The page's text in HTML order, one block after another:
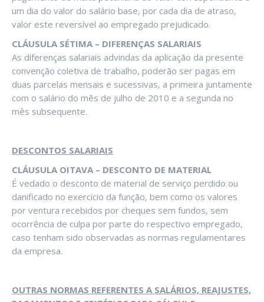
um dia do valor do salário base, por cada dia de atraso,
valor este reversível ao empregado prejudicado.
CLÁUSULA SÉTIMA – DIFERENÇAS SALARIAIS
As diferenças salariais advindas da aplicação da presente
convenção coletiva de trabalho, poderão ser pagas em
duas parcelas mensais e sucessivas, a primeira juntamente
com o salário do mês de julho de 2010 e a segunda no
mês subsequente.
DESCONTOS SALARIAIS
CLÁUSULA OITAVA – DESCONTO DE MATERIAL
É vedado o desconto de material de serviço perdido ou
danificado no exercício da função, bem como os valores
por ventura recebidos por cheques sem fundos, sem
ocorrência de culpa por parte do respectivo empregado,
caso tenham sido observadas as normas regulamentares
da empresa.
OUTRAS NORMAS REFERENTES A SALÁRIOS, REAJUSTES,